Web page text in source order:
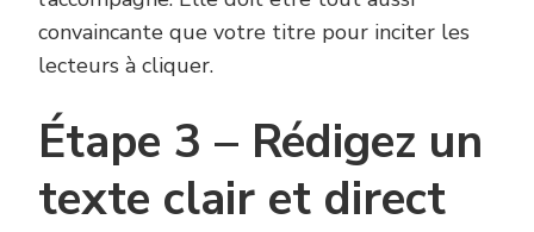
convaincante que votre titre pour inciter les
lecteurs à cliquer.
Étape 3 – Rédigez un
texte clair et direct